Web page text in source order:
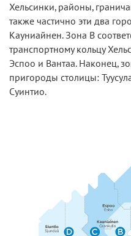
Хельсинки, районы,
также частично эти два
Кауниайнен. Зона В
транспортному кольцу
Эспоо и Вантаа. Наконец,
пригороды столицы:
Суинтио.